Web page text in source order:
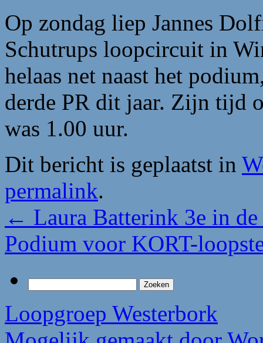
Op zondag liep Jannes
Schutrups loopcircuit in
helaas net naast het
derde PR dit jaar. Zijn tijd
was 1.00 uur.
Dit bericht is geplaatst in
permalink.
← Laura Batterink 3e in
Podium voor KORT-
naar:
Loopgroep Westerbork